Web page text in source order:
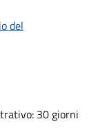
del
30 giorni